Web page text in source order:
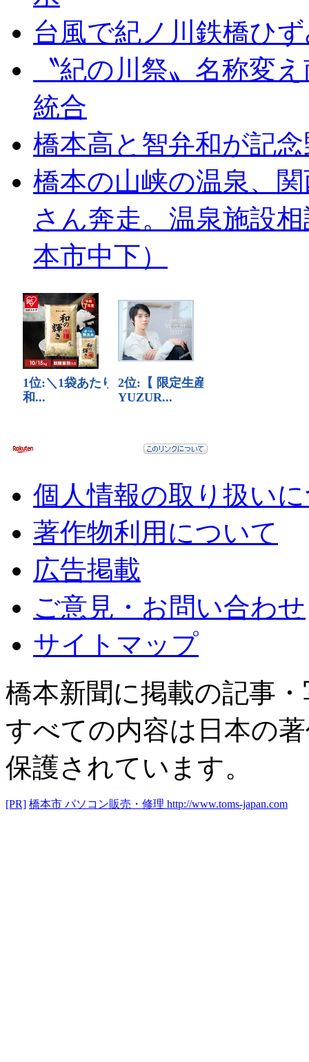
台風で紀ノ川鉄橋ひ
〝紀の川祭〟名称変
統合
橋本高と智弁和が記
橋本の山峡の温泉、
さん奔走。温泉施設
本市中下）
個人情報の取り扱い
著作物利用について
広告掲載
ご意見・お問い合わせ
サイトマップ
橋本新聞に掲載の記事
すべての内容は日本の
保護されています。
[PR] 橋本市 パソコン販売・修理 http://www.toms-japan.com